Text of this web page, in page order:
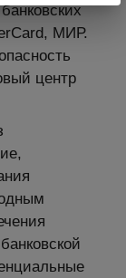
МИР.
центр